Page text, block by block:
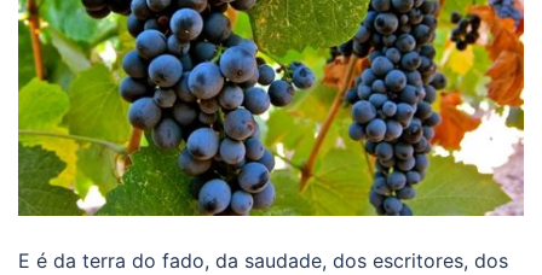
E é da terra do fado, da saudade, dos escritores, dos